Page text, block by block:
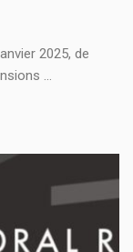
2025, de
...